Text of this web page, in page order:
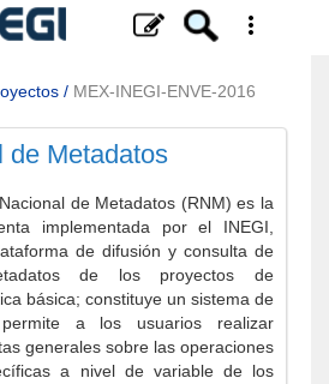
/ MEX-INEGI-ENVE-2016
de Metadatos
de Metadatos (RNM) es la
implementada por el INEGI,
de difusión y consulta de
de los proyectos de
básica; constituye un sistema de
a los usuarios realizar
generales sobre las operaciones
a nivel de variable de los